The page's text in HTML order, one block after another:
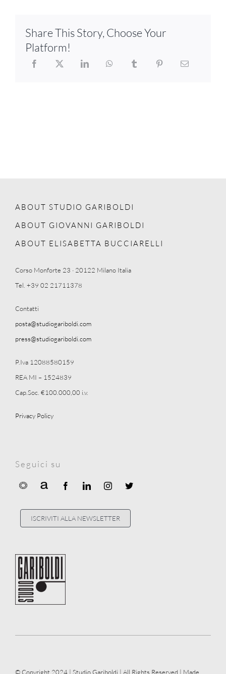
Share This Story, Choose Your
Platform!
ABOUT STUDIO GARIBOLDI
ABOUT GIOVANNI GARIBOLDI
ABOUT ELISABETTA BUCCIARELLI
Corso Monforte 23 · 20122 Milano Italia
Tel. +39 02 21711378
Contatti
posta@studiogariboldi.com
press@studiogariboldi.com
P.Iva 12088580159
REA MI – 1524839
Cap.Soc. €100.000,00 i.v.
Privacy Policy
Seguici su
ISCRIVITI ALLA NEWSLETTER
© Copyright 2024 | Studio Gariboldi | All Rights Reserved | Made